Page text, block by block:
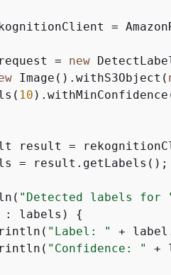
=
=
new
Image().withS3Object(
10
result =
= result.getLabels();
"Detected labels for
: labels) {
"Label: "
+
"Confidence: " +